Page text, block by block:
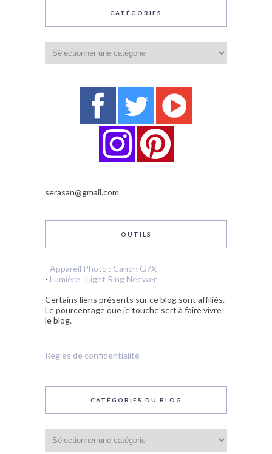
CATÉGORIES
serasan@gmail.com
OUTILS
- Appareil Photo : Canon G7X
- Lumière : Light Ring Neewer
Certains liens présents sur ce blog sont affiliés.
Le pourcentage que je touche sert à faire vivre
le blog.
Règles de confidentialité
CATÉGORIES DU BLOG
du